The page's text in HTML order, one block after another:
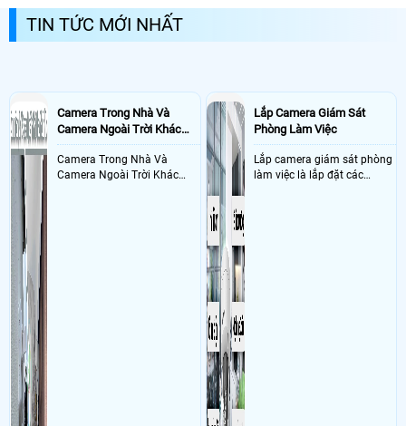
ràng và chính xác
TIN TỨC MỚI NHẤT
Camera Trong Nhà Và
Camera Ngoài Trời Khác
Nhau Như Thế Nào
Camera Trong Nhà Và
Camera Ngoài Trời Khác
Lắp Camera Giám Sát
Phòng Làm Việc
Lắp camera giám sát phòng
làm việc là lắp đặt các